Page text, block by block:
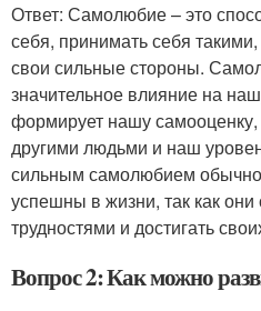
Ответ: Самолюбие – это
себя, принимать себя
свои сильные стороны.
значительное влияние на
формирует нашу
другими людьми и наш
сильным самолюбием
успешны в жизни, так как
трудностями и достигать
Вопрос 2: Как можно